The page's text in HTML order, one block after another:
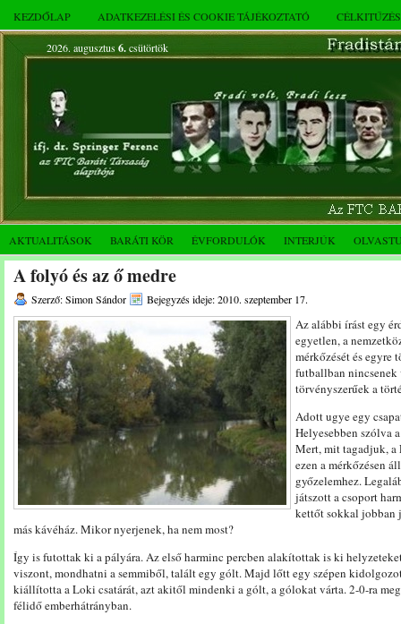
KEZDŐLAP ADATKEZELÉSI ÉS COOKIE TÁJÉKOZTATÓ
2026. augusztus 6.csütörtök
AKTUALITÁSOK BARÁTI KÖR ÉVFORDULÓK INTERJÚK
A folyó és az ő medre
Szerző: Simon Sándor Bejegyzés ideje: 2010. szeptember 17.
Az alábbi írást egy
egyetlen, a
mérkőzését és egyre
futballban
törvényszerűek a
Adott ugye egy
Helyesebben szólva
Mert, mit tagadjuk, a
ezen a mérkőzésen
győzelemhez.
játszott a csoport
kettőt sokkal jobban
más kávéház. Mikor nyerjenek, ha nem most?
Így is futottak ki a pályára. Az első harminc percben alakítottak is ki
viszont, mondhatni a semmiből, talált egy gólt. Majd lőtt egy szépen
kiállította a Loki csatárát, azt akitől mindenki a gólt, a gólokat várta. 2-0-ra
félidő emberhátrányban.